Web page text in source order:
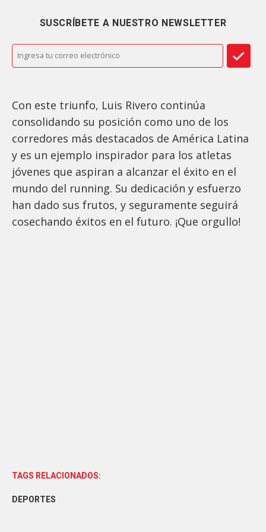
SUSCRÍBETE A NUESTRO NEWSLETTER
Con este triunfo, Luis Rivero continúa
consolidando su posición como uno de los
corredores más destacados de América Latina
y es un ejemplo inspirador para los atletas
jóvenes que aspiran a alcanzar el éxito en el
mundo del running. Su dedicación y esfuerzo
han dado sus frutos, y seguramente seguirá
cosechando éxitos en el futuro. ¡Que orgullo!
TAGS RELACIONADOS:
DEPORTES